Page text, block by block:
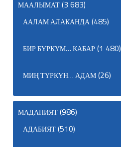
МААЛЫМАТ(3 683)
ААЛАМ АЛАКАНДА(485)
БИР БҮРКҮМ… КАБАР(1 480)
МИҢ ТҮРКҮН… АДАМ(26)
МАДАНИЯТ(986)
АДАБИЯТ(510)